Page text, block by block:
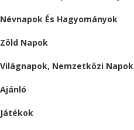
Névnapok És Hagyományok
Zöld Napok
Világnapok, Nemzetközi Napok
Ajánló
Játékok